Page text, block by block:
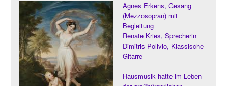
Agnes Erkens, Gesang
(Mezzosopran) mit
Begleitung
Renate Kries, Sprecherin
Dimitris Polivio, Klassische
Gitarre
Hausmusik hatte im Leben